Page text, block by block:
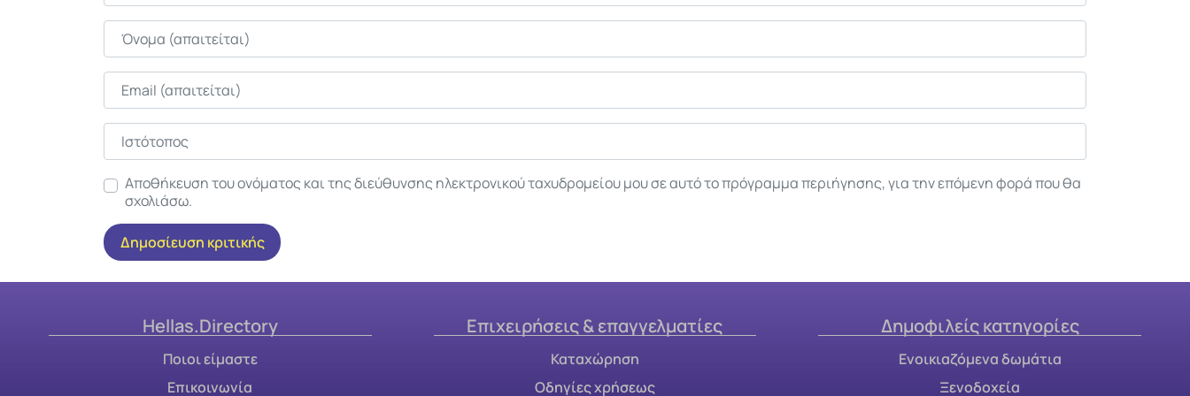
Όνομα
Email
Ιστότοπος
Αποθήκευση του ονόματος και της διεύθυνσης ηλεκτρονικού ταχυδρομείου μου σε αυτό το πρόγραμμα περιήγησης, για την επόμενη φορά που θα
σχολιάσω.
Hellas.Directory
Ποιοι είμαστε
Επικοινωνία
Επιχειρήσεις & επαγγελματίες
Καταχώρηση
Οδηγίες χρήσεως
Δημοφιλείς κατηγορίες
Ενοικιαζόμενα δωμάτια
Ξενοδοχεία